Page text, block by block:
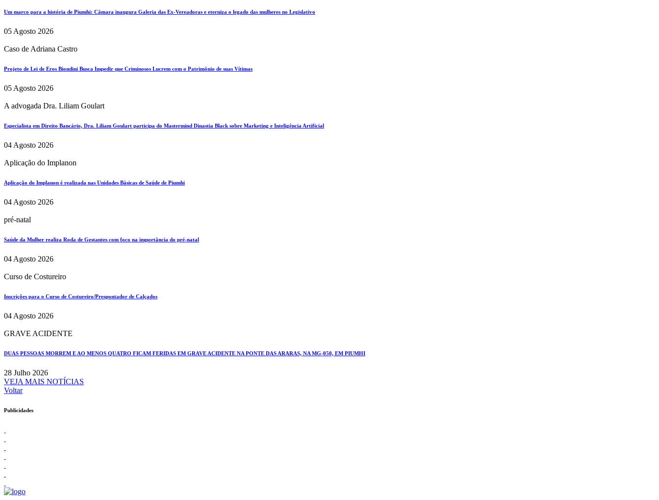
Um marco para a história de Piumhi: Câmara inaugura Galeria das Ex-Vereadoras e eterniza o legado das mulheres no Legislativo
05 Agosto 2026
Caso de Adriana Castro
Projeto de Lei de Eros Biondini Busca Impedir que Criminosos Lucrem com o Patrimônio de suas Vítimas
05 Agosto 2026
A advogada Dra. Liliam Goulart
Especialista em Direito Bancário, Dra. Liliam Goulart participa do Mastermind Dinastia Black sobre Marketing e Inteligência Artificial
04 Agosto 2026
Aplicação do Implanon
Aplicação do Implanon é realizada nas Unidades Básicas de Saúde de Piumhi
04 Agosto 2026
pré-natal
Saúde da Mulher realiza Roda de Gestantes com foco na importância do pré-natal
04 Agosto 2026
Curso de Costureiro
Inscrições para o Curso de Costureiro/Prespontador de Calçados
04 Agosto 2026
GRAVE ACIDENTE
DUAS PESSOAS MORREM E AO MENOS QUATRO FICAM FERIDAS EM GRAVE ACIDENTE NA PONTE DAS ARARAS, NA MG-050, EM PIUMHI
28 Julho 2026
VEJA MAIS NOTÍCIAS
Voltar
Publicidades